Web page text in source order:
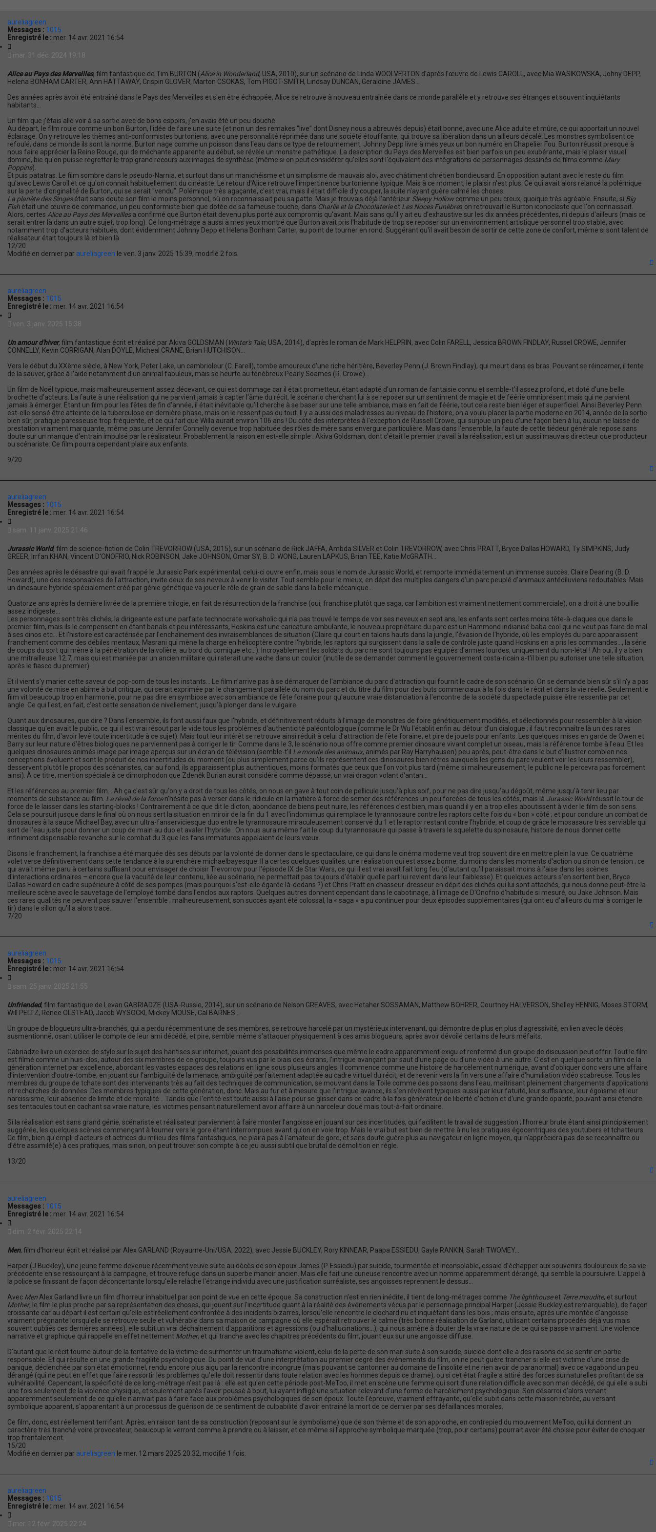
r
e
c
é
aureliagreen
Messages : 1015
Enregistré le : mer. 14 avr. 2021 16:54
t
i
n
mar. 31 déc. 2024 19:18
Alice au Pays des Merveilles, film fantastique de Tim BURTON (Alice in Wonderland, USA, 2010), sur un scénario de Linda WOOLVERTON d'après l'œuvre de Lewis CAROLL, avec Mia WASIKOWSKA, Johny DEPP,
Helena BONHAM CARTER, Ann HATTAWAY, Crispin GLOVER, Marton CSOKAS, Tom PIGOT-SMITH, Lindsay DUNCAN, Geraldine JAMES...
Des années après avoir été entraîné dans le Pays des Merveilles et s'en être échappée, Alice se retrouve à nouveau entraînée dans ce monde parallèle et y retrouve ses étranges et souvent inquiétants
habitants...
Un film que j'étais allé voir à sa sortie avec de bons espoirs, j'en avais été un peu douché.
Au départ, le film roule comme un bon Burton, l'idée de faire une suite (et non un des remakes “live” dont Disney nous a abreuvés depuis) était bonne, avec une Alice adulte et mûre, ce qui apportait un nouvel
éclairage. On y retrouve les thèmes anti-conformistes burtoniens, avec une personnalité réprimée dans une société étouffante, qui trouve sa libération dans un ailleurs décalé. Les monstres symbolisent ce
refoulé, dans ce monde ils sont la norme. Burton nage comme un poisson dans l'eau dans ce type de retournement. Johnny Depp livre à mes yeux un bon numéro en Chapelier Fou. Burton réussit presque à
nous faire apprécier la Reine Rouge, qui de méchante apparente au début, se révèle un monstre pathétique. La description du Pays des Merveilles est bien parfois un peu exubérante, mais le plaisir visuel
domine, bie qu'on puisse regretter le trop grand recours aux images de synthèse (même si on peut considérer qu'elles sont l'équivalent des intégrations de personnages dessinés de films comme Mary
Poppins).
Et puis patatras. Le film sombre dans le pseudo-Narnia, et surtout dans un manichéisme et un simplisme de mauvais aloi, avec châtiment chrétien bondieusard. En opposition autant avec le reste du film
qu'avec Lewis Caroll et ce qu'on connaît habituellement du cinéaste. Le retour d'Alice retrouve l'impertinence burtonienne typique. Mais à ce moment, le plaisir n'est plus. Ce qui avait alors relancé la polémique
sur la perte d'originalité de Burton, qui se serait "vendu". Polémique très agaçante, c'est vrai, mais il était difficile d'y couper, la suite n'ayant guère calmé les choses.
La planète des Singesétait sans doute son film le moins personnel, où on reconnaissait peu sa patte. Mais je trouvais déjà l'antérieur Sleepy Hollowcomme un peu creux, quoique très agréable. Ensuite, si Big
Fish était une œuvre de commande, un peu conformiste bien que dotée de sa fameuse touche, dans Charlie et la Chocolaterieet Les Noces Funèbres on retrouvait le Burton iconoclaste que l'on connaissait.
Alors, certes Alice au Pays des Merveillesa confirmé que Burton était devenu plus porté aux compromis qu'avant. Mais sans qu'il y ait eu d'exhaustive sur les dix années précédentes, ni depuis d'ailleurs (mais ce
serait entrer là dans un autre sujet, trop long). Ce long-métrage a aussi à mes yeux montré que Burton avait pris l'habitude de trop se reposer sur un environnement artistique personnel trop stable, avec
notamment trop d'acteurs habitués, dont évidemment Johnny Depp et Helena Bonham Carter, au point de tourner en rond. Suggérant qu'il avait besoin de sortir de cette zone de confort, même si sont talent de
réalisateur était toujours là et bien là.
12/20
Modifié en dernier par aureliagreen le ven. 3 janv. 2025 15:39, modifié 2 fois.
aureliagreen
Messages : 1015
Enregistré le : mer. 14 avr. 2021 16:54
t
i
n
ven. 3 janv. 2025 15:38
Un amour d'hiver, film fantastique écrit et réalisé par Akiva GOLDSMAN ( Winter's Tale, USA, 2014), d'après le roman de Mark HELPRIN, avec Colin FARELL, Jessica BROWN FINDLAY, Russel CROWE, Jennifer
CONNELLY, Kevin CORRIGAN, Alan DOYLE, Micheal CRANE, Brian HUTCHISON...
Vers le début du XXème siècle, à New York, Peter Lake, un cambrioleur (C. Farell), tombe amoureux d'une riche héritière, Beverley Penn (J. Brown Findlay), qui meurt dans es bras. Pouvant se réincarner, il tente
de la sauver, grâce à l'aide notamment d'un animal fabuleux, mais se heurte au ténébreux Pearly Soames (R. Crowe)...
Un film de Noël typique, mais malheureusement assez décevant, ce qui est dommage car il était prometteur, étant adapté d'un roman de fantaisie connu et semble-t'il assez profond, et doté d'une belle
brochette d'acteurs. La faute à une réalisation qui ne parvient jamais à capter l'âme du récit, le scénario cherchant lui à se reposer sur un sentiment de magie et de féérie omniprésent mais qui ne parvient
jamais à émerger. Étant un film pour les fêtes de fin d'année, il était inévitable qu'il cherche à se baser sur une telle ambiance, mais en fait de féérie, tout cela reste bien léger et superficiel. Ainsi Beverley Penn
est-elle sensé être atteinte de la tuberculose en dernière phase, mais on le ressent pas du tout. Il y a aussi des maladresses au niveau de l'histoire, on a voulu placer la partie moderne en 2014, année de la sortie
bien sûr, pratique paresseuse trop fréquente, et ce qui fait que Willa aurait environ 106 ans ! Du côté des interprètes à l'exception de Russell Crowe, qui surjoue un peu d'une façon bien à lui, aucun ne laisse de
prestation vraiment marquante, même pas une Jennifer Connelly devenue trop habituée des rôles de mère sans envergure particulière. Mais dans l'ensemble, la faute de cette tiédeur générale repose sans
doute sur un manque d'entrain impulsé par le réalisateur. Probablement la raison en est-elle simple : Akiva Goldsman, dont c'était le premier travail à la réalisation, est un aussi mauvais directeur que producteur
ou scénariste. Ce film pourra cependant plaire aux enfants.
9/20
aureliagreen
Messages : 1015
Enregistré le : mer. 14 avr. 2021 16:54
t
i
n
sam. 11 janv. 2025 21:46
Jurassic World, film de science-fiction de Colin TREVORROW (USA, 2015), sur un scénario de Rick JAFFA, Ambda SILVER et Colin TREVORROW, avec Chris PRATT, Bryce Dallas HOWARD, Ty SIMPKINS, Judy
GREER, Irrfan KHAN, Vincent D'ONOFRIO, Nick ROBINSON, Jake JOHNSON, Omar SY, B. D. WONG, Lauren LAPKUS, Brian TEE, Katie McGRATH...
Des années après le désastre qui avait frappé le Jurassic Park expérimental, celui-ci ouvre enfin, mais sous le nom de Jurassic World, et remporte immédiatement un immense succès. Claire Dearing (B. D.
Howard), une des responsables de l'attraction, invite deux de ses neveux à venir le visiter. Tout semble pour le mieux, en dépit des multiples dangers d'un parc peuplé d'animaux antédiluviens redoutables. Mais
un dinosaure hybride spécialement créé par génie génétique va jouer le rôle de grain de sable dans la belle mécanique...
Quatorze ans après la dernière livrée de la première trilogie, en fait de résurrection de la franchise (oui, franchise plutôt que saga, car l'ambition est vraiment nettement commerciale), on a droit à une bouillie
assez indigeste...
Les personnages sont très clichés, la dirigeante est une parfaite technocrate workaholic qui n'a pas trouvé le temps de voir ses neveux en sept ans, les enfants sont certes moins tête-à-claques que dans le
premier film, mais ils le compensent en étant banals et peu intéressants, Hoskins est une caricature ambulante, le nouveau propriétaire du parc est un Hammond indianisé baba cool qui ne veut pas faire de mal
à ses dinos etc... Et l'histoire est caractérisée par l'enchaînement des invraisemblances de situation (Claire qui court en talons hauts dans la jungle, l'évasion de l'hybride, où les employés du parc apparaissent
franchement comme des débiles mentaux, Masrani qui mène la charge en hélicoptère contre l'hybride, les raptors qui surgissent dans la salle de contrôle juste quand Hoskins en a pris les commandes..., la série
de coups du sort qui mène à la pénétration de la volière, au bord du comique etc...). Incroyablement les soldats du parc ne sont toujours pas équipés d'armes lourdes, uniquement du non-létal ! Ah oui, il y a bien
une mitrailleuse 12.7, mais qui est maniée par un ancien militaire qui raterait une vache dans un couloir (inutile de se demander comment le gouvernement costa-ricain a-t'il bien pu autoriser une telle situation,
après le fiasco du premier).
Et il vient s'y marier cette saveur de pop-corn de tous les instants... Le film n'arrive pas à se démarquer de l'ambiance du parc d'attraction qui fournit le cadre de son scénario. On se demande bien sûr s'il n'y a pas
une volonté de mise en abîme à but critique, qui serait exprimée par le changement parallèle du nom du parc et du titre du film pour des buts commerciaux à la fois dans le récit et dans la vie réelle. Seulement le
film vit beaucoup trop en harmonie, pour ne pas dire en symbiose avec son ambiance de fête foraine pour qu'aucune vraie distanciation à l'encontre de la société du spectacle puisse être ressentie par cet
angle. Ce qui l'est, en fait, c'est cette sensation de nivellement, jusqu'à plonger dans le vulgaire.
Quant aux dinosaures, que dire ? Dans l'ensemble, ils font aussi faux que l'hybride, et définitivement réduits à l'image de monstres de foire génétiquement modifiés, et sélectionnés pour ressembler à la vision
classique qu'en avait le public, ce qui il est vrai résout par le vide tous les problèmes d'authenticité paléontologique (comme le Dr Wu l'établit enfin au détour d'un dialogue ; il faut reconnaître là un des rares
mérites du film, d'avoir levé toute incertitude à ce sujet). Mais tout leur intérêt se retrouve ainsi réduit à celui d'attraction de fête foraine, et pire de jouets pour enfants. Les quelques mises en garde de Owen et
Barry sur leur nature d'êtres biologiques ne parviennent pas à corriger le tir. Comme dans le 3, le scénario nous offre comme premier dinosaure vivant complet un oiseau, mais la référence tombe à l'eau. Et les
quelques dinosaures animés image par image aperçus sur un écran de télévision (semble-t'il Le monde des animaux, animés par Ray Harryhausen) peu après, peut-être dans le but d'illustrer combien nos
conceptions évoluent et sont le produit de nos incertitudes du moment (ou plus simplement parce qu'ils représentent ces dinosaures bien rétros auxquels les gens du parc veulent voir les leurs ressembler),
desservent plutôt le propos des scénaristes, car au fond, ils apparaissent plus authentiques, moins formatés que ceux que l'on voit plus tard (même si malheureusement, le public ne le percevra pas forcément
ainsi). À ce titre, mention spéciale à ce dimorphodon que Zdeněk Burian aurait considéré comme dépassé, un vrai dragon volant d'antan...
Et les références au premier film... Ah ça c'est sûr qu'on y a droit de tous les côtés, on nous en gave à tout coin de pellicule jusqu'à plus soif, pour ne pas dire jusqu'au dégoût, même jusqu'à tenir lieu par
moments de substance au film. Le réveil de la forcen'hésite pas à verser dans le ridicule en la matière à force de semer des références un peu forcées de tous les côtés, mais là Jurassic Worldréussit le tour de
force de le laisser dans les starting-blocks ! Contrairement à ce que dit le dicton, abondance de biens peut nuire, les références c'est bien, mais quand il y en a trop elles aboutissent à vider le film de son sens.
Cela se poursuit jusque dans le final où on nous sert la situation en miroir de la fin du 1 avec l'indomimus qui remplace le tyrannosaure contre les raptors cette fois du « bon » côté ; et pour conclure un combat de
dinosaures à la sauce Michael Bay, avec un ultra-fanserviciesque duo entre le tyrannosaure miraculeusement conservé du 1 et le raptor restant contre l'hybride, et coup de grâce le mosasaure très serviable qui
sort de l'eau juste pour donner un coup de main au duo et avaler l'hybride . On nous aura même fait le coup du tyrannosaure qui passe à travers le squelette du spinosaure, histoire de nous donner cette
infiniment dispensable revanche sur le combat du 3 que les fans immatures appelaient de leurs vœux.
Disons le franchement, la franchise a été marquée dès ses débuts par la volonté de donner dans le spectaculaire, ce qui dans le cinéma moderne veut trop souvent dire en mettre plein la vue. Ce quatrième
volet verse définitivement dans cette tendance à la surenchère michaelbayesque. Il a certes quelques qualités, une réalisation qui est assez bonne, du moins dans les moments d'action ou sinon de tension ; ce
qui avait même paru à certains suffisant pour envisager de choisir Trevorrow pour l'épisode IX de Star Wars, ce qui il est vrai avait fait long feu (d'autant qu'il paraissait moins à l'aise dans les scènes
d'interactions ordinaires – encore que la vacuité de leur contenu, liée au scénario, ne permettait pas toujours d'établir quelle part lui revient dans leur faiblesse). Et quelques acteurs s'en sortent bien, Bryce
Dallas Howard en cadre supérieure à côté de ses pompes (mais pourquoi s'est-elle égarée là-dedans ?) et Chris Pratt en chasseur-dresseur en dépit des clichés qui lui sont attachés, qui nous donne peut-être la
meilleure scène avec le sauvetage de l'employé tombé dans l'enclos aux raptors. Quelques autres donnent cependant dans le cabotinage, à l'image de D'Onofrio d'habitude si mesuré, ou Jake Johnson. Mais
ces rares qualités ne peuvent pas sauver l'ensemble ; malheureusement, son succès ayant été colossal, la « saga » a pu continuer pour deux épisodes supplémentaires (qui ont eu d'ailleurs du mal à corriger le
tir) dans le sillon qu'il a alors tracé.
7/20
aureliagreen
Messages : 1015
Enregistré le : mer. 14 avr. 2021 16:54
t
i
n
sam. 25 janv. 2025 21:55
Unfriended, film fantastique de Levan GABRIADZE (USA-Russie, 2014), sur un scénario de Nelson GREAVES, avec Hetaher SOSSAMAN, Matthew BOHRER, Courtney HALVERSON, Shelley HENNIG, Moses STORM,
Will PELTZ, Renee OLSTEAD, Jacob WYSOCKI, Mickey MOUSE, Cal BARNES...
Un groupe de blogueurs ultra-branchés, qui a perdu récemment une de ses membres, se retrouve harcelé par un mystérieux intervenant, qui démontre de plus en plus d'agressivité, en lien avec le décès
susmentionné, osant utiliser le compte de leur ami décédé, et pire, semble même s'attaquer physiquement à ces amis blogueurs, après avoir dévoilé certains de leurs méfaits.
Gabriadze livre un exercice de style sur le sujet des hantises sur internet, jouant des possibilités immenses que même le cadre apparemment exigu et renfermé d'un groupe de discussion peut offrir. Tout le film
est filmé comme un huis-clos, autour des six membres de ce groupe, toujours vus par le biais des écrans, l'intrigue avançant par saut d'une page ou d'une vidéo à une autre. C'est en quelque sorte un film de la
génération internet par excellence, abordant les vastes espaces des relations en ligne sous plusieurs angles. Il commence comme une histoire de harcèlement numérique, avant d'obliquer donc vers une affaire
d'intervention d'outre-tombe, en jouant sur l'ambiguïté de la menace, ambiguïté parfaitement adaptée au cadre virtuel du récit, et de revenir vers la fin vers une affaire d'humiliation vidéo scabreuse. Tous les
membres du groupe de tchate sont des intervenants très au fait des techniques de communication, se mouvant dans la Toile comme des poissons dans l'eau, maîtrisant pleinement chargements d'applications
et recherches de données. Des membres typiques de cette génération, donc. Mais au fur et à mesure que l'intrigue avance, ils s'en révèlent typiques aussi par leur fatuité, leur suffisance, leur égoïsme et leur
narcissisme, leur absence de limite et de moralité... Tandis que l'entité est toute aussi à l'aise pour se glisser dans ce cadre à la fois générateur de liberté d'action et d'une grande opacité, pouvant ainsi étendre
ses tentacules tout en cachant sa vraie nature, les victimes pensant naturellement avoir affaire à un harceleur doué mais tout-à-fait ordinaire.
Si la réalisation est sans grand génie, scénariste et réalisateur parviennent à faire monter l'angoisse en jouant sur ces incertitudes, qui facilitent le travail de suggestion ; l'horreur brute étant ainsi principalement
suggérée, les quelques scènes commençant à tourner vers le gore étant interrompues avant qu'on en voie trop. Mais le vrai but est bien de mettre à nu les pratiques égocentriques des youtubers et tchatteurs.
Ce film, bien qu'empli d'acteurs et actrices du milieu des films fantastiques, ne plaira pas à l'amateur de gore, et sans doute guère plus au navigateur en ligne moyen, qui n'appréciera pas de se reconnaître ou
d'être assimilé(e) à ces pratiques, mais sinon, on peut trouver son compte à ce jeu aussi subtil que brutal de démolition en règle.
13/20
aureliagreen
Messages : 1015
Enregistré le : mer. 14 avr. 2021 16:54
t
o
n
dim. 2 févr. 2025 22:14
Men, film d'horreur écrit et réalisé par Alex GARLAND (Royaume-Uni/USA, 2022), avec Jessie BUCKLEY, Rory KINNEAR, Paapa ESSIEDU, Gayle RANKIN, Sarah TWOMEY...
Harper (J Buckley), une jeune femme devenue récemment veuve suite au décès de son époux James (P. Essiedu) par suicide, tourmentée et inconsolable, essaie d'échapper aux souvenirs douloureux de sa vie
précédente en se ressourçant à la campagne, et trouve refuge dans un superbe manoir ancien. Mais elle fait une curieuse rencontre avec un homme apparemment dérangé, qui semble la poursuivre. L'appel à
la police se finissant de façon déconcertante lorsqu'elle relâche l'étrange individu avec une justification surréaliste, ses angoisses reprennent le dessus...
Avec Men Alex Garland livre un film d'horreur inhabituel par son point de vue en cette époque. Sa construction n'est en rien inédite, il tient de long-métrages comme The lighthouseet Terre maudite, et surtout
Mother, le film le plus proche par sa représentation des choses, qui jouent sur l'incertitude quant à la réalité des événements vécus par le personnage principal Harper (Jessie Buckley est remarquable), de façon
croissante car au départ il est certain qu'elle est réellement confrontée à des incidents bizarres, lorsqu'elle rencontre le clochard nu et inquiétant dans les bois ; mais ensuite, après une montée d'angoisse
vraiment prégnante lorsqu'elle se retrouve seule et vulnérable dans sa maison de campagne où elle espérait retrouver le calme (très bonne réalisation de Garland, utilisant certains procédés déjà vus mais
souvent oubliés ces dernières années), elle subit un vrai déchaînement d'apparitions et agressions (ou d'hallucinations...), qui nous amène à douter de la vraie nature de ce qui se passe vraiment. Une violence
narrative et graphique qui rappelle en effet nettement Mother, et qui tranche avec les chapitres précédents du film, jouant eux sur une angoisse diffuse.
D'autant que le récit tourne autour de la tentative de la victime de surmonter un traumatisme violent, celui de la perte de son mari suite à son suicide, suicide dont elle a des raisons de se sentir en partie
responsable. Et qui résulte en une grande fragilité psychologique. Du point de vue d'une interprétation au premier degré des événements du film, on ne peut guère trancher si elle est victime d'une crise de
panique, déclenchée par son état émotionnel, rendu encore plus aigu par la rencontre incongrue (mais pouvant se cantonner au domaine de l'insolite et ne rien avoir de paranormal) avec ce vagabond un peu
dérangé (qui ne peut en effet que faire ressortir les problèmes qu'elle doit ressentir dans toute relation avec les hommes depuis ce drame), ou si cet état fragile a attiré des forces surnaturelles profitant de sa
vulnérabilité. Cependant, la spécificité de ce long-métrage n'est pas là : elle est qu'en cette période post-MeToo, il met en scène une femme qui sort d'une relation difficile avec son mari décédé, de qui elle a subi
une fois seulement de la violence physique, et seulement après l'avoir poussé à bout, lui ayant infligé une situation relevant d'une forme de harcèlement psychologique. Son désarroi d'alors venant
apparemment seulement de ce qu'elle n'arrivait pas à faire face aux problèmes psychologiques de son époux. Toute l'épreuve, vraiment effrayante, qu'elle subit dans cette maison retirée, au versant
symbolique apparent, s'apparentant à un processus de guérison de ce sentiment de culpabilité d'avoir entraîné la mort de ce dernier par ses défaillances morales.
Ce film, donc, est réellement terrifiant. Après, en raison tant de sa construction (reposant sur le symbolisme) que de son thème et de son approche, en contrepied du mouvement MeToo, qui lui donnent un
caractère très tranché voire provocateur, beaucoup le verront comme à prendre ou à laisser, et ce même si l'approche symbolique marquée (trop, pour certains) pourrait avoir été choisie pour éviter de choquer
trop frontalement.
15/20
Modifié en dernier par aureliagreen le mer. 12 mars 2025 20:32, modifié 1 fois.
aureliagreen
Messages : 1015
Enregistré le : mer. 14 avr. 2021 16:54
mer. 12 févr. 2025 22:24